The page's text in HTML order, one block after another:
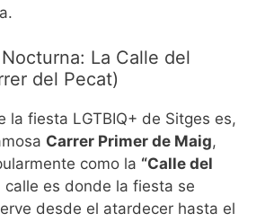
La Calle del
del Pecat)
la fiesta LGTBIQ+ de Sitges es,
Carrer Primer de Maig,
como la “Calle del
calle es donde la fiesta se
desde el atardecer hasta el